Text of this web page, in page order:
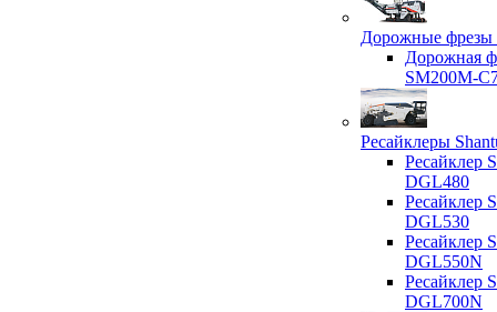
Дорожные фрезы
Дорожная
SM200M-
Ресайклеры
Ресайклер
DGL480
Ресайклер
DGL530
Ресайклер
DGL550N
Ресайклер
DGL700N